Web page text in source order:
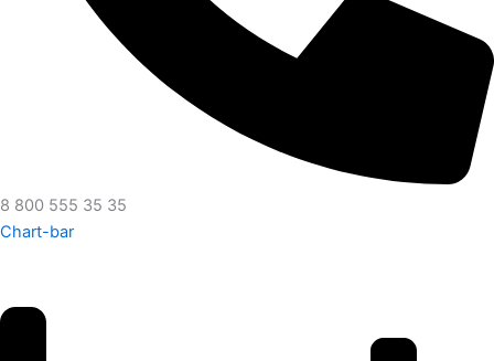
8 800 555 35 35
Chart-bar